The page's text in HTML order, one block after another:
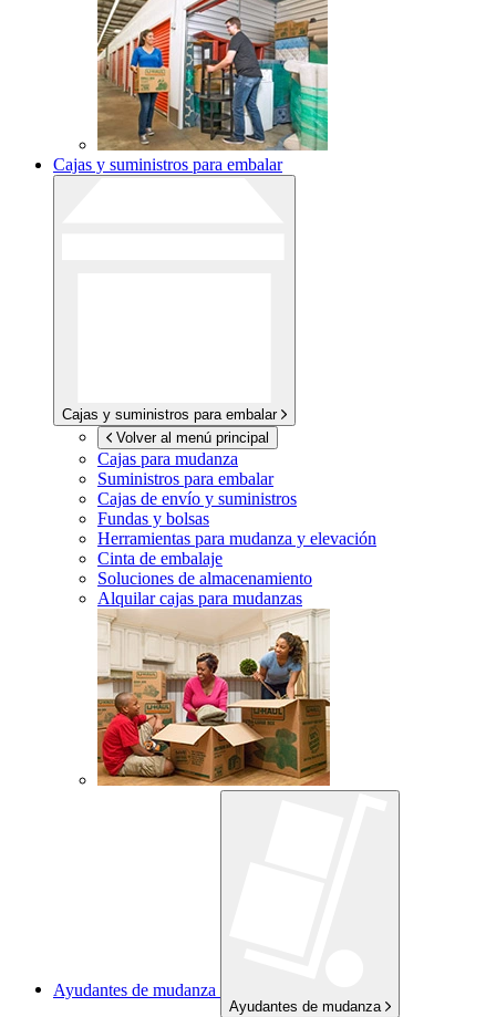
Cajas y suministros para embalar
Cajas y suministros para embalar
Volver al menú principal
Cajas para mudanza
Suministros para embalar
Cajas de envío y suministros
Fundas y bolsas
Herramientas para mudanza y elevación
Cinta de embalaje
Soluciones de almacenamiento
Alquilar cajas para mudanzas
Ayudantes de mudanza
Ayudantes de mudanza